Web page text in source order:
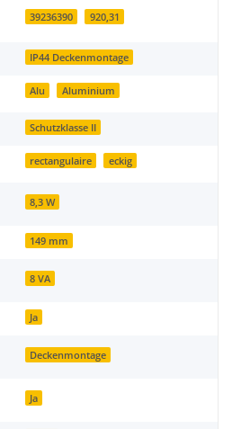
39236390 920,31
IP44 Deckenmontage
Alu Aluminium
Schutzklasse II
rectangulaire eckig
8,3 W
149 mm
8 VA
Ja
Deckenmontage
Ja